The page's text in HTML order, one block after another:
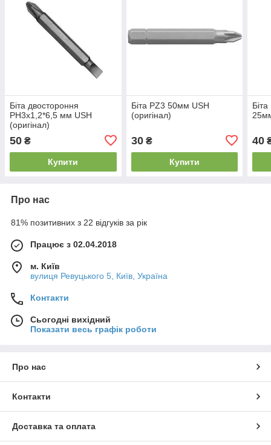
Біта двостороння
РН3х1,2*6,5 мм USH
(оригінал)
50 ₴
Купити
Біта PZ3 50мм USH
(оригінал)
30₴
Купити
40
Про нас
81% позитивних з 22 відгуків за рік
Працює з 02.04.2018
м. Київ
вулиця Ревуцького 5, Київ, Україна
Контакти
Сьогодні вихідний
Показати весь графік роботи
Про нас
Контакти
Доставка та оплата